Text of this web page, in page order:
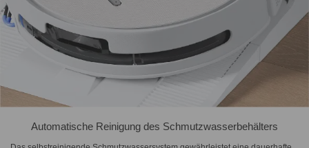
Automatische Reinigung des Schmutzwasserbehälters